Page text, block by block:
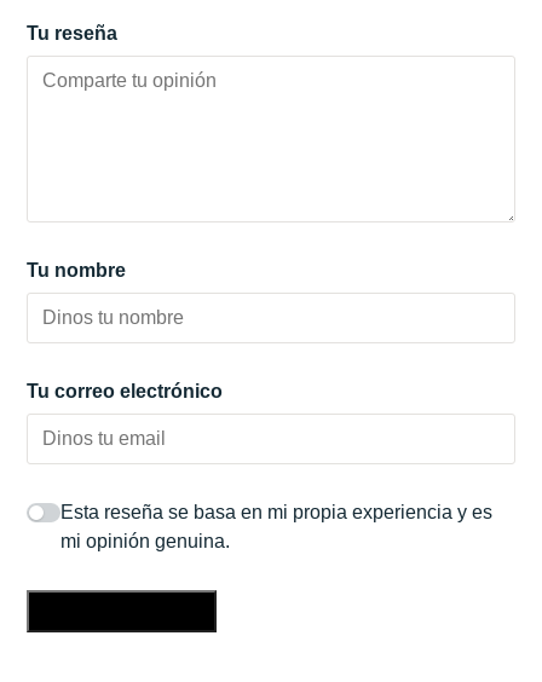
Tu reseña
Tu nombre
Tu correo electrónico
Esta reseña se basa en mi propia experiencia y es
mi opinión genuina.